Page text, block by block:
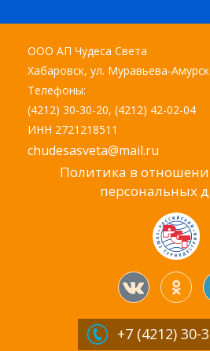
ООО АП Чудеса Света
Хабаровск, ул. Муравьева-
Телефоны:
(4212) 30-30-20, (4212) 42-02-04
ИНН 2721218511
chudesasveta@mail.ru
Политика в
персональных
+7 (4212) 30-